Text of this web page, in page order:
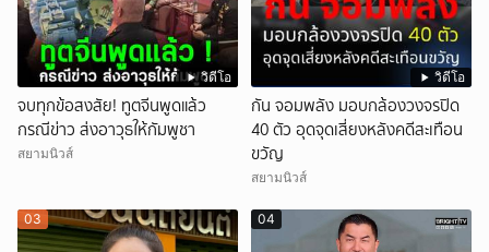
วิดีโอ
จบทุกข้อสงสัย! ทูตจีนพูดแล้ว
กรณีข่าว ส่งอาวุธให้กัมพูชา
สยามนิวส์
วิดีโอ
กัน จอมพลัง มอบกล้องวงจรปิด
40 ตัว อุดจุดเสี่ยงหลังคดีสะเทือน
ขวัญ
สยามนิวส์
03 04